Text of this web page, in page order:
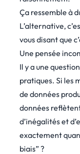
Ça ressemble à
L’alternative,
vous disant que
Une pensée
Il y a une
pratiques. Si les
de données
données
d’inégalités et
exactement
biais” ?